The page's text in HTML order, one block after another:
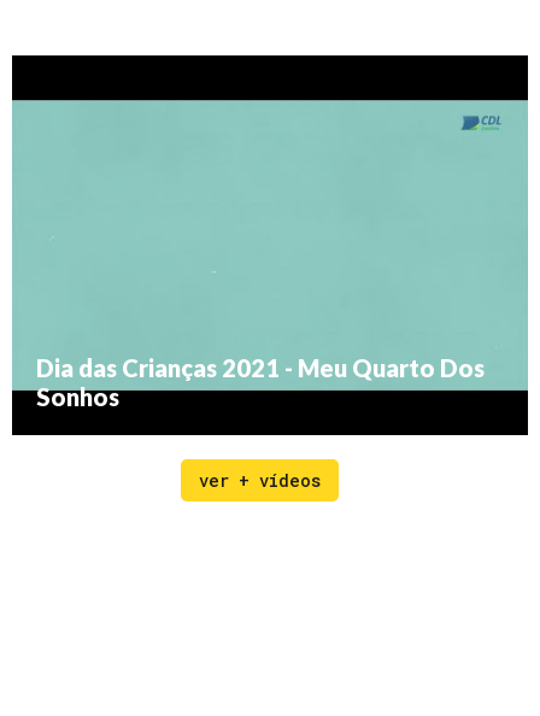
Dia das Crianças 2021 - Meu Quarto Dos
Sonhos
ver + vídeos